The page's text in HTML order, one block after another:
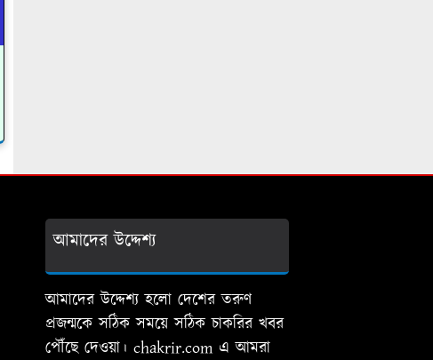
আমাদের উদ্দেশ্য
আমাদের উদ্দেশ্য হলো দেশের তরুণ
প্রজন্মকে সঠিক সময়ে সঠিক চাকরির খবর
পৌঁছে দেওয়া। chakrir.com এ আমরা